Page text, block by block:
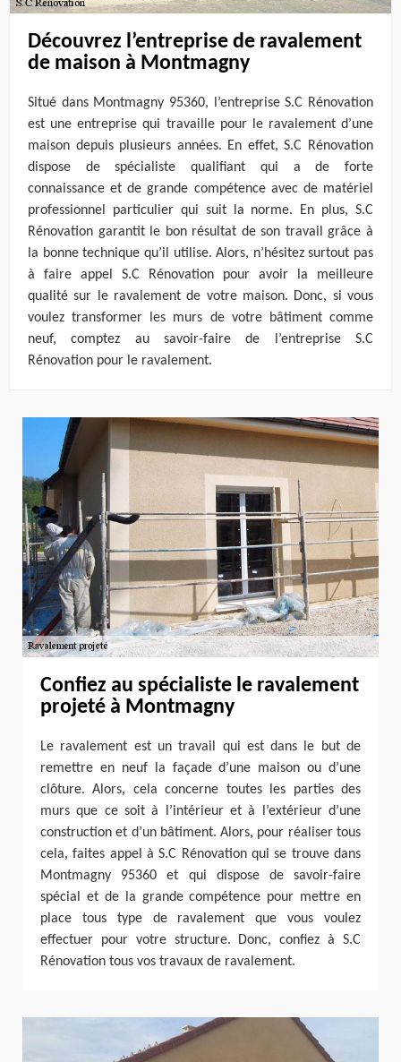
Découvrez l’entreprise de ravalement
de maison à Montmagny
Situé dans Montmagny 95360, l’entreprise S.C Rénovation
est une entreprise qui travaille pour le ravalement d’une
maison depuis plusieurs années. En effet, S.C Rénovation
dispose de spécialiste qualifiant qui a de forte
connaissance et de grande compétence avec de matériel
professionnel particulier qui suit la norme. En plus, S.C
Rénovation garantit le bon résultat de son travail grâce à
la bonne technique qu’il utilise. Alors, n’hésitez surtout pas
à faire appel S.C Rénovation pour avoir la meilleure
qualité sur le ravalement de votre maison. Donc, si vous
voulez transformer les murs de votre bâtiment comme
neuf, comptez au savoir-faire de l’entreprise S.C
Rénovation pour le ravalement.
Confiez au spécialiste le ravalement
projeté à Montmagny
Le ravalement est un travail qui est dans le but de
remettre en neuf la façade d’une maison ou d’une
clôture. Alors, cela concerne toutes les parties des
murs que ce soit à l’intérieur et à l’extérieur d’une
construction et d’un bâtiment. Alors, pour réaliser tous
cela, faites appel à S.C Rénovation qui se trouve dans
Montmagny 95360 et qui dispose de savoir-faire
spécial et de la grande compétence pour mettre en
place tous type de ravalement que vous voulez
effectuer pour votre structure. Donc, confiez à S.C
Rénovation tous vos travaux de ravalement.